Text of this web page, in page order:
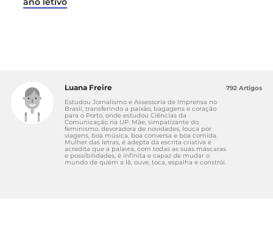
Luana Freire
Estudou Jornalismo e Assessoria de Imprensa no
Brasil, transferindo a paixão, bagagens e coração
para o Porto, onde estudou Ciências da
Comunicação na UP. Mãe, simpatizante do
feminismo, devoradora de novidades, louca por
viagens, boa música, boa conversa e boa comida.
Mulher das letras, é adepta da escrita criativa e
acredita que a palavra, com todas as suas máscaras
e possibilidades, é infinita e capaz de mudar o
mundo de quem a lê, ouve, toca, espalha e constrói.
792 Artigos